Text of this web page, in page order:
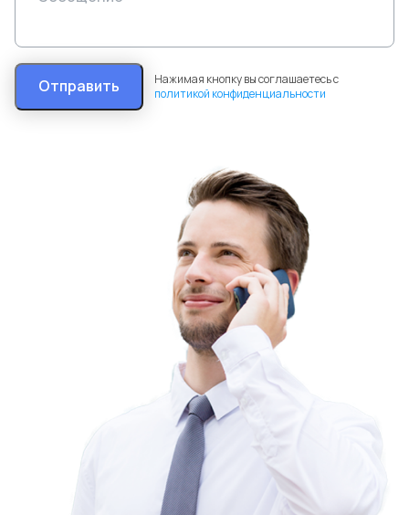
Отправить
Нажимая кнопку вы соглашаетесь с
политикой конфиденциальности